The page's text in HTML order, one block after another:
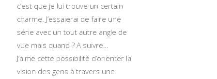
c’est que je lui trouve un certain
charme. J’essaierai de faire une
série avec un tout autre angle de
vue mais quand ? A suivre…
J’aime cette possibilité d’orienter la
vision des gens à travers une